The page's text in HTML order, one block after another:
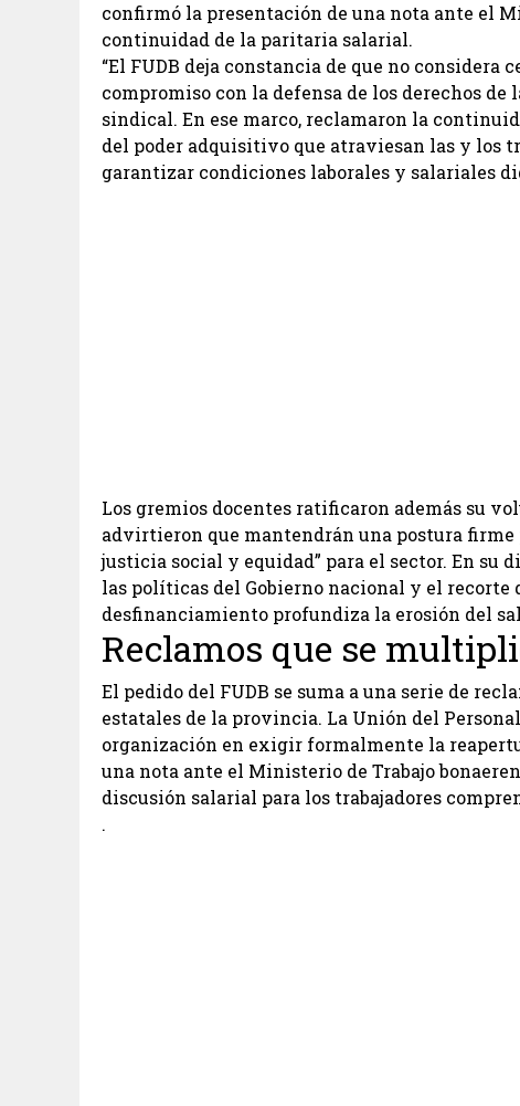
confirmó la presentación de una nota ante el
continuidad de la paritaria salarial.
“El FUDB deja constancia de que no
compromiso con la defensa de los derechos de
sindical. En ese marco, reclamaron la
del poder adquisitivo que atraviesan las y los
garantizar condiciones laborales y salariales
Los gremios docentes ratificaron además su
advirtieron que mantendrán una postura firme
justicia social y equidad” para el sector. En
las políticas del Gobierno nacional y el recorte
desfinanciamiento profundiza la erosión del
Reclamos que se
El pedido del FUDB se suma a una serie de
estatales de la provincia. La Unión del
organización en exigir formalmente la
una nota ante el Ministerio de Trabajo
discusión salarial para los trabajadores
.